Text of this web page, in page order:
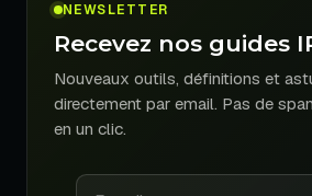
NEWSLETTER
Recevez nos guides
Nouveaux outils, définitions et
directement par email. Pas de
en un clic.